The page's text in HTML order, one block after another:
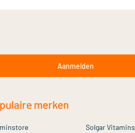
Aanmelden
merken
Solgar Vitamins